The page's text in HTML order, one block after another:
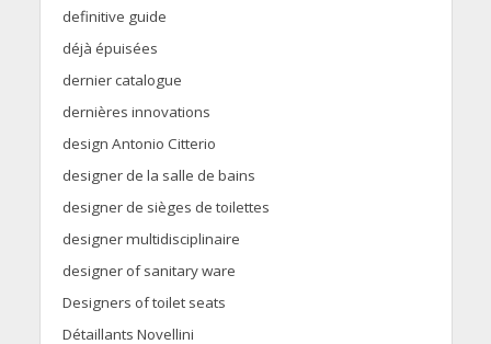
definitive guide
déjà épuisées
dernier catalogue
dernières innovations
design Antonio Citterio
designer de la salle de bains
designer de sièges de toilettes
designer multidisciplinaire
designer of sanitary ware
Designers of toilet seats
Détaillants Novellini